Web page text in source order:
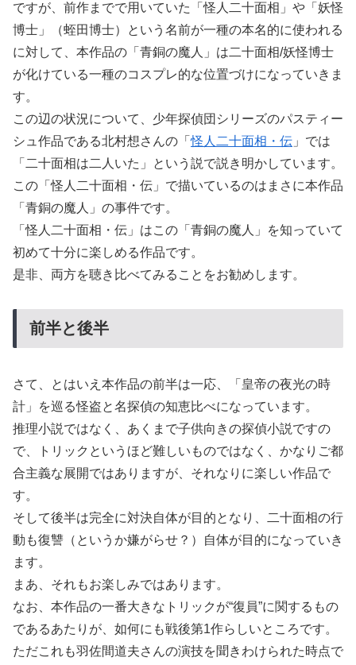
ですが、前作までで用いていた「怪人二十面相」や「妖怪
博士」（蛭田博士）という名前が一種の本名的に使われる
に対して、本作品の「青銅の魔人」は二十面相/妖怪博士
が化けている一種のコスプレ的な位置づけになっていきま
す。
この辺の状況について、少年探偵団シリーズのパスティー
シュ作品である北村想さんの「怪人二十面相・伝 」では
「二十面相は二人いた」という説で説き明かしています。
この「怪人二十面相・伝」で描いているのはまさに本作品
「青銅の魔人」の事件です。
「怪人二十面相・伝」はこの「青銅の魔人」を知っていて
初めて十分に楽しめる作品です。
是非、両方を聴き比べてみることをお勧めします。
前半と後半
さて、とはいえ本作品の前半は一応、「皇帝の夜光の時
計」を巡る怪盗と名探偵の知恵比べになっています。
推理小説ではなく、あくまで子供向きの探偵小説ですの
で、トリックというほど難しいものではなく、かなりご都
合主義な展開ではありますが、それなりに楽しい作品で
す。
そして後半は完全に対決自体が目的となり、二十面相の行
動も復讐（というか嫌がらせ？）自体が目的になっていき
ます。
まあ、それもお楽しみではあります。
なお、本作品の一番大きなトリックが“復員”に関するもの
であるあたりが、如何にも戦後第1作らしいところです。
ただこれも羽佐間道夫さんの演技を聞きわけられた時点で